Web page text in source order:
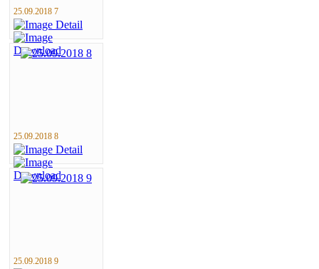
25.09.2018 7
25.09.2018 8
25.09.2018 9